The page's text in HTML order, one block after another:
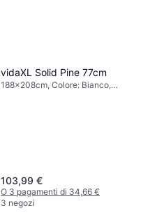
vidaXL Solid Pine 77cm
188x208cm, Colore: Bianco,
103,99 €
O 3 pagamenti di 34,66 €
3 negozi